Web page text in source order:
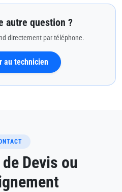
autre question ?
directement par téléphone.
au technicien
Devis ou